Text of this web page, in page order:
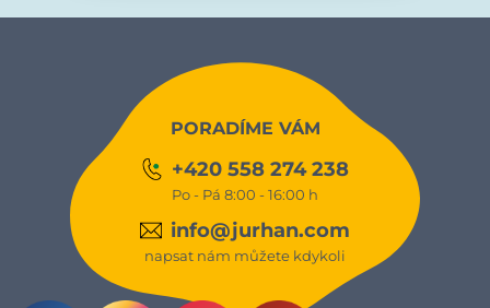
PORADÍME VÁM
+420 558 274 238
Po - Pá 8:00 - 16:00 h
info@jurhan.com
napsat nám můžete kdykoli